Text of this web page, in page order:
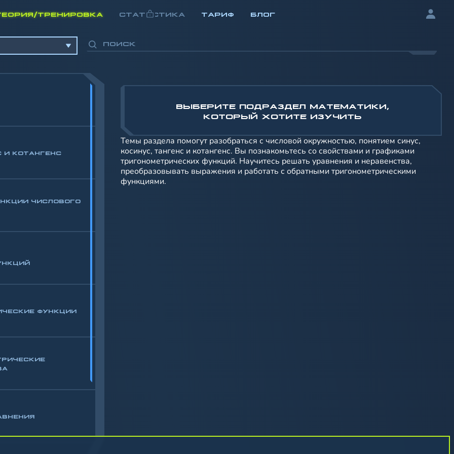
ТРЕНИРОВКА СТАТИСТИКА ТАРИФ БЛОГ
И КОТАНГЕНС
ЧИСЛОВОГО
ФУНКЦИИ
ВЫБЕРИТЕ ПОДРАЗДЕЛ МАТЕМАТИКИ,
КОТОРЫЙ ХОТИТЕ ИЗУЧИТЬ
Темы раздела помогут разобраться с числовой окружностью, понятием синус,
косинус, тангенс и котангенс. Вы познакомьтесь со свойствами и графиками
тригонометрических функций. Научитесь решать уравнения и неравенства,
преобразовывать выражения и работать с обратными тригонометрическими
функциями.